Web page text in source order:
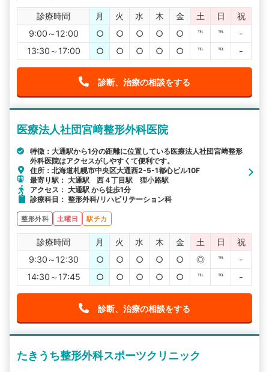
診療時間 月 火 水 木 金 土 日
祝
9:00～12:00
○ ○ ○ ○ ○ ℡ ℡
-
13:30～17:00
○ ○ ○ ○ ○ ℡ ℡ -
診断、治療の相談をする
医療法人社団宮﨑整形外科医院
特徴：大通駅から1分の距離に位置している医療法人社団宮﨑整形
外科医院はアクセスがしやすくて便利です。
住所：北海道札幌市中央区大通西2-5-1都心ビル10F
最寄り駅： 大通駅 西４丁目駅 狸小路駅
アクセス： 大通駅 から徒歩1分
診療科目： 整形外科/リハビリテーション科
整形外科 土曜日 駅チカ
診療時間 月 火 水 木 金 土 日
祝
9:30～12:30
○ ○ ○ ○ ○ ◎ ℡
-
14:30～17:45
○ ○ ○ ○ ○ ℡ ℡ -
診断、治療の相談をする
たきうち整形外科スポーツクリニック